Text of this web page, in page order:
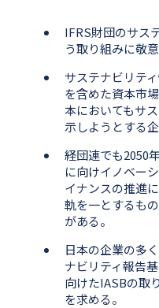
IFRS財団のサス
う取り組みに敬
サステナビリテ
を含めた資本市
本においてもサ
示しようとする
経団連でも2050
に向けイノベー
イナンスの推進
軌を一とするも
がある。
日本の企業の多
ナビリティ報告
向けたIASBの取
を求める。